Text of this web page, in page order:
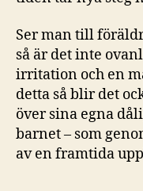
Ser man till
så är det inte
irritation och en
detta så blir det
över sina egna
barnet – som
av en framtida